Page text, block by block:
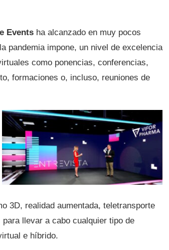
Events ha alcanzado en muy pocos
pandemia impone, un nivel de excelencia
como ponencias, conferencias,
formaciones o, incluso, reuniones de
3D, realidad aumentada, teletransporte
llevar a cabo cualquier tipo de
e híbrido.